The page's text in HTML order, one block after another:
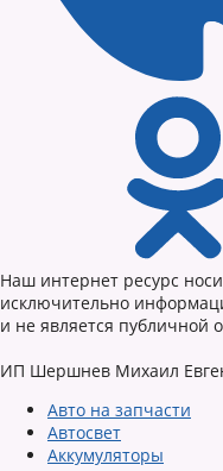
Наш интернет ресурс
исключительно
и не является публичной
ИП Шершнев Михаил
Авто на запчасти
Автосвет
Аккумуляторы